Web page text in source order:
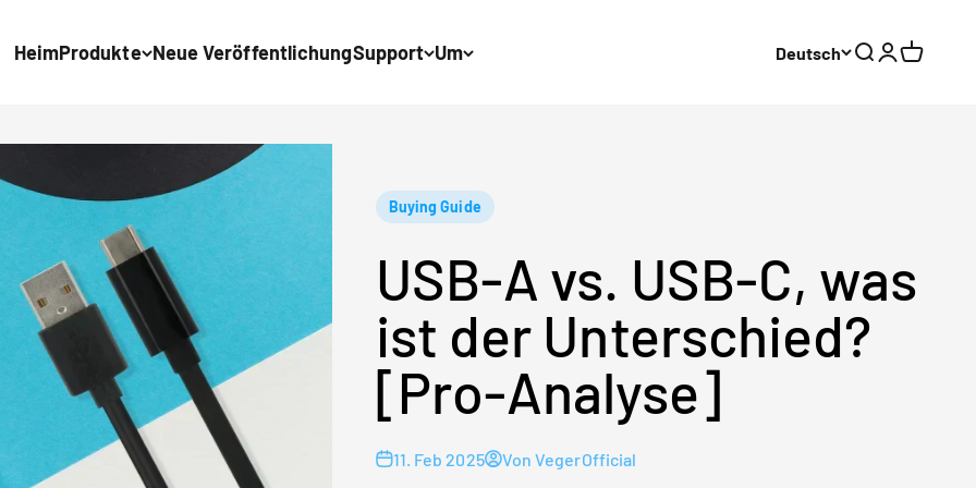
HeimProdukte Neue VeröffentlichungSupport Um Deutsch SucheAnmelden
Buying Guide
USB-A vs. USB-C, was
ist der Unterschied?
[Pro-Analyse]
11. Feb 2025 Von VegerOfficial